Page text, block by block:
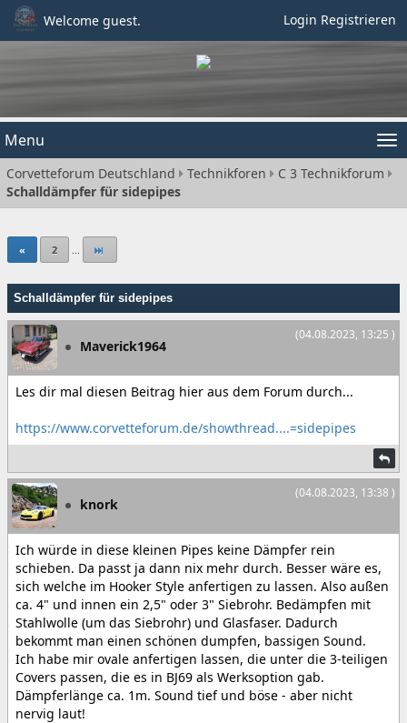
Welcome guest. Login Registrieren
Menu
Corvetteforum Deutschland Technikforen
C 3 Technikforum
Schalldämpfer für sidepipes
« 2 ...
Schalldämpfer für sidepipes
(04.08.2023, 13:25 )
Maverick1964
Les dir mal diesen Beitrag hier aus dem Forum durch...
https://www.corvetteforum.de/showthread....=sidepipes
(04.08.2023, 13:38 )
knork
Ich würde in diese kleinen Pipes keine Dämpfer rein
schieben. Da passt ja dann nix mehr durch. Besser wäre es,
sich welche im Hooker Style anfertigen zu lassen. Also außen
ca. 4" und innen ein 2,5" oder 3" Siebrohr. Bedämpfen mit
Stahlwolle (um das Siebrohr) und Glasfaser. Dadurch
bekommt man einen schönen dumpfen, bassigen Sound.
Ich habe mir ovale anfertigen lassen, die unter die 3-teiligen
Covers passen, die es in BJ69 als Werksoption gab.
Dämpferlänge ca. 1m. Sound tief und böse - aber nicht
nervig laut!